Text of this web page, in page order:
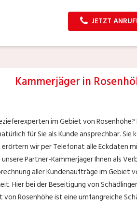
JETZT
Kammerjäger in
im Gebiet von Rosenhöhe?
für Sie als Kunde ansprechbar. Sie
wir per Telefonat alle Eckdaten
Partner-Kammerjäger Ihnen als
aller Kundenaufträge im Gebiet
Hier bei der Beseitigung von
Rosenhöhe ist eine umfangreiche